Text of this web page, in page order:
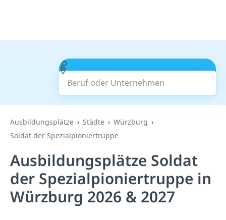
Beruf oder Unternehmen
Suchen
Ausbildungsplätze Städte
Würzburg
Soldat der Spezialpioniertruppe
Ausbildungsplätze Soldat
der Spezialpioniertruppe in
Würzburg 2026 & 2027